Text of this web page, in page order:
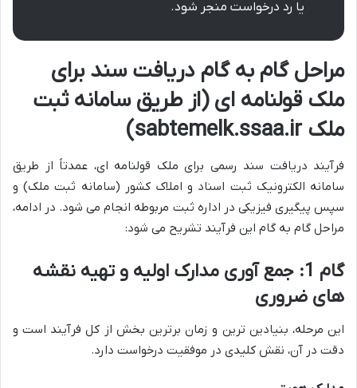
یا رد درخواست منجر شود.
مراحل گام به گام دریافت سند برای
ملک قولنامه ای (از طریق سامانه ثبت
ملک sabtemelk.ssaa.ir)
فرآیند دریافت سند رسمی برای ملک قولنامه ای، عمدتاً از طریق
سامانه الکترونیک ثبت اسناد و املاک کشور (سامانه ثبت ملک) و
سپس پیگیری فیزیکی در اداره ثبت مربوطه انجام می شود. در ادامه،
مراحل گام به گام این فرآیند تشریح می شود:
گام 1: جمع آوری مدارک اولیه و تهیه نقشه
های ضروری
این مرحله، بنیادین ترین و زمان برترین بخش از کل فرآیند است و
دقت در آن، نقش کلیدی در موفقیت درخواست دارد.